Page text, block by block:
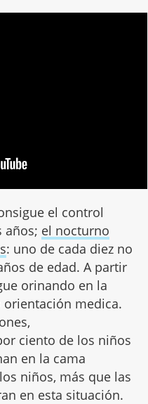
el control
años; el nocturno
: uno de cada diez no
de edad. A partir
orinando en la
orientación medica.
ciento de los niños
en la cama
niños, más que las
en esta situación.